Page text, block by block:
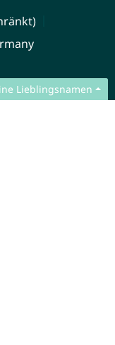
Lieblingsnamen